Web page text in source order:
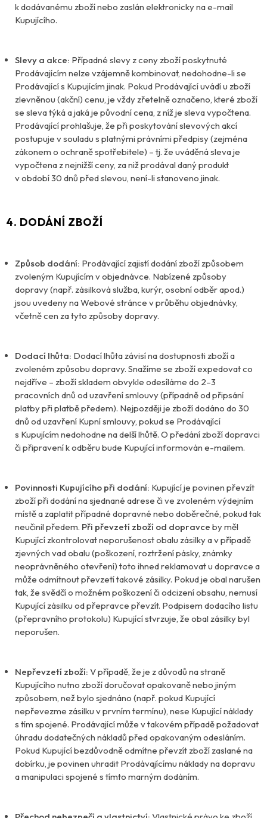
k dodávanému zboží nebo zaslán elektronicky na e-mail
Kupujícího.
Slevy a akce: Případné slevy z ceny zboží poskytnuté
Prodávajícím nelze vzájemně kombinovat, nedohodne-li se
Prodávající s Kupujícím jinak. Pokud Prodávající uvádí u zboží
zlevněnou (akční) cenu, je vždy zřetelně označeno, které zboží
se sleva týká a jaká je původní cena, z níž je sleva vypočtena.
Prodávající prohlašuje, že při poskytování slevových akcí
postupuje v souladu s platnými právními předpisy (zejména
zákonem o ochraně spotřebitele) – tj. že uváděná sleva je
vypočtena z nejnižší ceny, za niž prodával daný produkt
v období 30 dnů před slevou, není-li stanoveno jinak.
4. DODÁNÍ ZBOŽÍ
Způsob dodání: Prodávající zajistí dodání zboží způsobem
zvoleným Kupujícím v objednávce. Nabízené způsoby
dopravy (např. zásilková služba, kurýr, osobní odběr apod.)
jsou uvedeny na Webové stránce v průběhu objednávky,
včetně cen za tyto způsoby dopravy.
Dodací lhůta: Dodací lhůta závisí na dostupnosti zboží a
zvoleném způsobu dopravy. Snažíme se zboží expedovat co
nejdříve – zboží skladem obvykle odesíláme do 2–3
pracovních dnů od uzavření smlouvy (případně od připsání
platby při platbě předem). Nejpozději je zboží dodáno do 30
dnů od uzavření Kupní smlouvy, pokud se Prodávající
s Kupujícím nedohodne na delší lhůtě. O předání zboží dopravci
či připravení k odběru bude Kupující informován e-mailem.
Povinnosti Kupujícího při dodání: Kupující je povinen převzít
zboží při dodání na sjednané adrese či ve zvoleném výdejním
místě a zaplatit případné dopravné nebo doběrečné, pokud tak
neučinil předem. Při převzetí zboží od dopravce by měl
Kupující zkontrolovat neporušenost obalu zásilky a v případě
zjevných vad obalu (poškození, roztržení pásky, známky
neoprávněného otevření) toto ihned reklamovat u dopravce a
může odmítnout převzetí takové zásilky. Pokud je obal narušen
tak, že svědčí o možném poškození či odcizení obsahu, nemusí
Kupující zásilku od přepravce převzít. Podpisem dodacího listu
(přepravního protokolu) Kupující stvrzuje, že obal zásilky byl
neporušen.
Nepřevzetí zboží: V případě, že je z důvodů na straně
Kupujícího nutno zboží doručovat opakovaně nebo jiným
způsobem, než bylo sjednáno (např. pokud Kupující
nepřevezme zásilku v prvním termínu), nese Kupující náklady
s tím spojené. Prodávající může v takovém případě požadovat
úhradu dodatečných nákladů před opakovaným odesláním.
Pokud Kupující bezdůvodně odmítne převzít zboží zaslané na
dobírku, je povinen uhradit Prodávajícímu náklady na dopravu
a manipulaci spojené s tímto marným dodáním.